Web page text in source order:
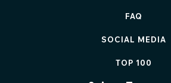
FAQ
SOCIAL MEDIA
TOP 100